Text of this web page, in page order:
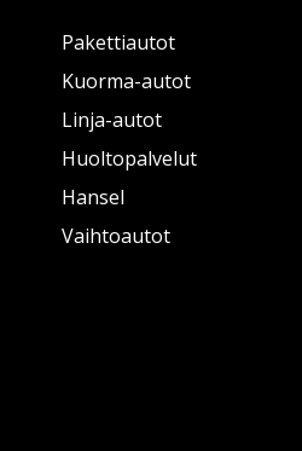
Pakettiautot
Kuorma-autot
Linja-autot
Huoltopalvelut
Hansel
Vaihtoautot